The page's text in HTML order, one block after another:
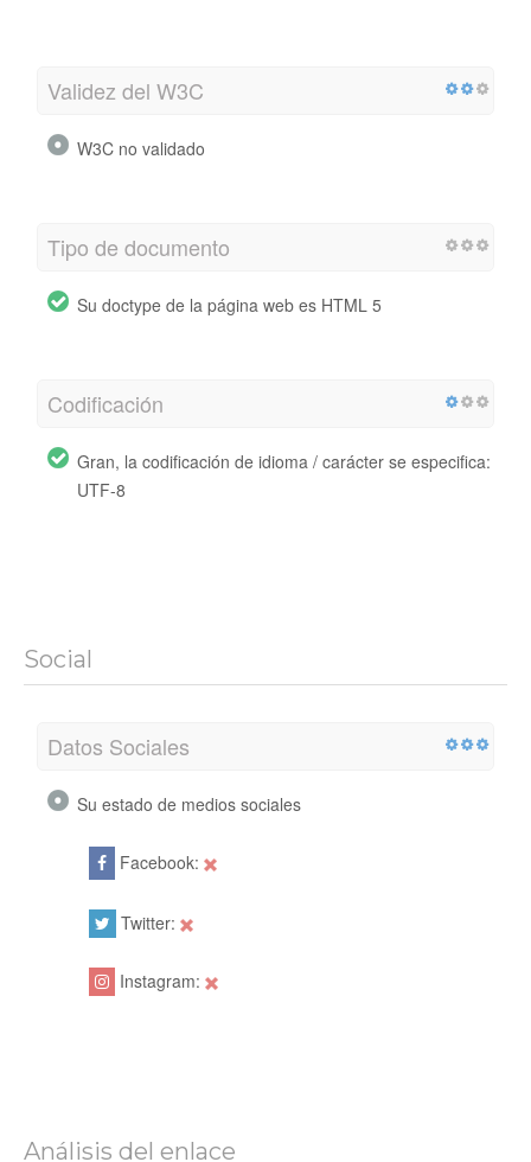
Validez del W3C
W3C no validado
Tipo de documento
Su doctype de la página web es HTML 5
Codificación
Gran, la codificación de idioma / carácter se especifica:
UTF-8
Social
Datos Sociales
Su estado de medios sociales
Facebook:
Twitter:
Instagram:
Análisis del enlace